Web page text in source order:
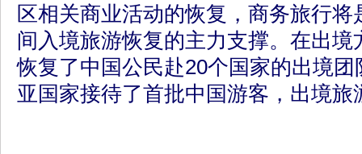
区相关商业活动的恢复，商务旅行
间入境旅游恢复的主力支撑。在出
恢复了中国公民赴20个国家的出境
亚国家接待了首批中国游客，出境旅